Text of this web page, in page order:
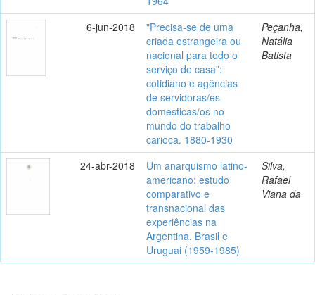
6-jun-2018
"Precisa-se de uma
criada estrangeira ou
nacional para todo o
serviço de casa”:
cotidiano e agências
de servidoras/es
domésticas/os no
mundo do trabalho
carioca. 1880-1930
Peçanha,
Natália
Batista
24-abr-2018
Um anarquismo latino-
americano: estudo
comparativo e
transnacional das
experiências na
Argentina, Brasil e
Uruguai (1959-1985)
Silva,
Rafael
Viana da